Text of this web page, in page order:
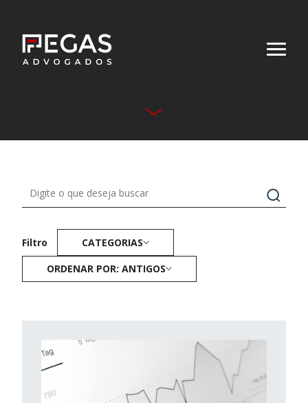
Áreas Atuação
Contato
Filtro CATEGORIAS
ORDENAR POR: ANTIGOS